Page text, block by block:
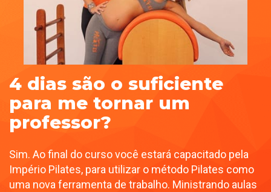
4 dias são o suficiente
para me tornar um
professor?
Sim. Ao final do curso você estará capacitado pela
Império Pilates, para utilizar o método Pilates como
uma nova ferramenta de trabalho. Ministrando aulas